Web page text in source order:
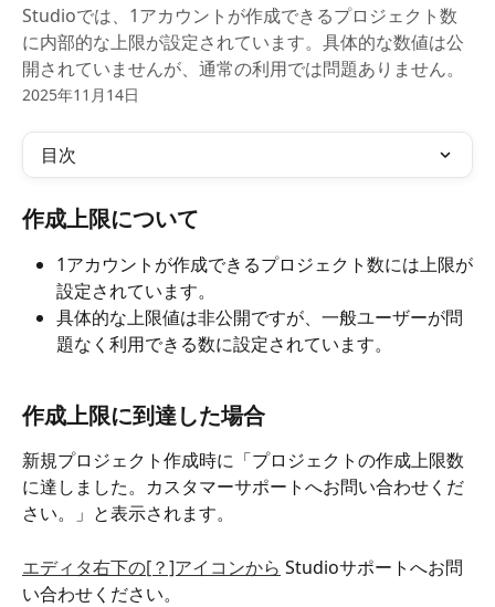
Studioでは、1アカウントが作成できるプロジェクト数
に内部的な上限が設定されています。具体的な数値は公
開されていませんが、通常の利用では問題ありません。
2025年11月14日
目次
作成上限について
1アカウントが作成できるプロジェクト数には上限が
設定されています。​
具体的な上限値は非公開ですが、一般ユーザーが問
題なく利用できる数に設定されています。
作成上限に到達した場合
新規プロジェクト作成時に「プロジェクトの作成上限数
に達しました。カスタマーサポートへお問い合わせくだ
さい。」と表示されます。
エディタ右下の[？]アイコンから Studioサポートへお問
い合わせください。